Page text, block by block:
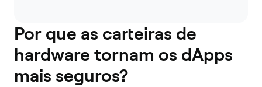
Por que as carteiras de
hardware tornam os dApps
mais seguros?